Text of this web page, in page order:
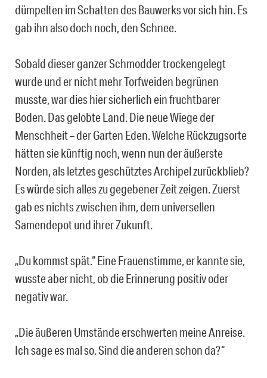
dümpelten im Schatten des Bauwerks vor sich hin. Es
gab ihn also doch noch, den Schnee.
Sobald dieser ganzer Schmodder trockengelegt
wurde und er nicht mehr Torfweiden begrünen
musste, war dies hier sicherlich ein fruchtbarer
Boden. Das gelobte Land. Die neue Wiege der
Menschheit – der Garten Eden. Welche Rückzugsorte
hätten sie künftig noch, wenn nun der äußerste
Norden, als letztes geschütztes Archipel zurückblieb?
Es würde sich alles zu gegebener Zeit zeigen. Zuerst
gab es nichts zwischen ihm, dem universellen
Samendepot und ihrer Zukunft.
„Du kommst spät.“ Eine Frauenstimme, er kannte sie,
wusste aber nicht, ob die Erinnerung positiv oder
negativ war.
„Die äußeren Umstände erschwerten meine Anreise.
Ich sage es mal so. Sind die anderen schon da?“